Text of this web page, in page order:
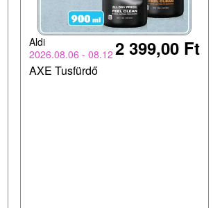
Aldi
2026.08.06 - 08.12 2 399,00 Ft
AXE Tusfürdő